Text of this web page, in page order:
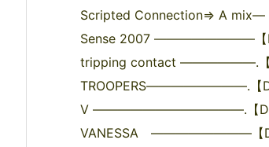
Scripted Connection⇒ A mix―
Sense 2007 ――――――――【
tripping contact ――――――.【
TROOPERS――――――――.【
V ――――――――――――.【
VANESSA ――――――――【